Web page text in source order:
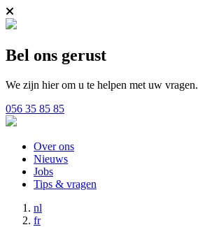
Bel ons gerust
We zijn hier om u te helpen met uw vragen.
056 35 85 85
Over ons
Nieuws
Jobs
Tips & vragen
nl
fr